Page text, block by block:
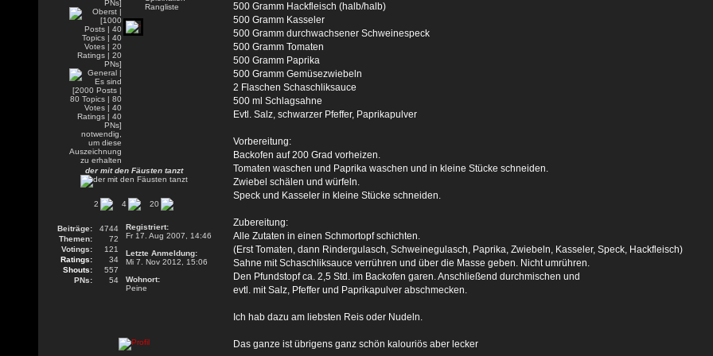
der mit den Fäusten tanzt
2 4 20
Beiträge:
4744
Themen:
72
Votings:
121
Ratings:
34
Shouts:
557
PNs:
54
Registriert:
Fr 17. Aug 2007, 14:46
Letzte Anmeldung:
Mi 7. Nov 2012, 15:06
Wohnort:
Peine
500 Gramm Hackfleisch (halb/halb)
500 Gramm Kasseler
500 Gramm durchwachsener Schweinespeck
500 Gramm Tomaten
500 Gramm Paprika
500 Gramm Gemüsezwiebeln
2 Flaschen Schaschliksauce
500 ml Schlagsahne
Evtl. Salz, schwarzer Pfeffer, Paprikapulver
Vorbereitung:
Backofen auf 200 Grad vorheizen.
Tomaten waschen und Paprika waschen und in kleine Stücke schneiden.
Zwiebel schälen und würfeln.
Speck und Kasseler in kleine Stücke schneiden.
Zubereitung:
Alle Zutaten in einen Schmortopf schichten.
(Erst Tomaten, dann Rindergulasch, Schweinegulasch, Paprika, Zwiebeln, Kasseler, Speck, Hackfleisch)
Sahne mit Schaschliksauce verrühren und über die Masse geben. Nicht umrühren.
Den Pfundstopf ca. 2,5 Std. im Backofen garen. Anschließend durchmischen und
evtl. mit Salz, Pfeffer und Paprikapulver abschmecken.
Ich hab dazu am liebsten Reis oder Nudeln.
Das ganze ist übrigens ganz schön kalouriös aber lecker